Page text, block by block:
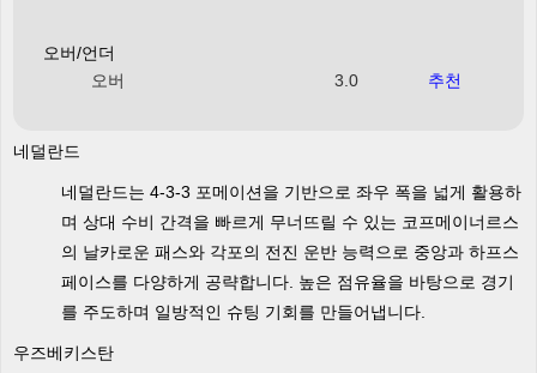
오버/언더
오버
3.0 추천
네덜란드
네덜란드는 4-3-3 포메이션을 기반으로 좌우 폭을 넓게 활용하
며 상대 수비 간격을 빠르게 무너뜨릴 수 있는 코프메이너르스
의 날카로운 패스와 각포의 전진 운반 능력으로 중앙과 하프스
페이스를 다양하게 공략합니다. 높은 점유율을 바탕으로 경기
를 주도하며 일방적인 슈팅 기회를 만들어냅니다.
우즈베키스탄